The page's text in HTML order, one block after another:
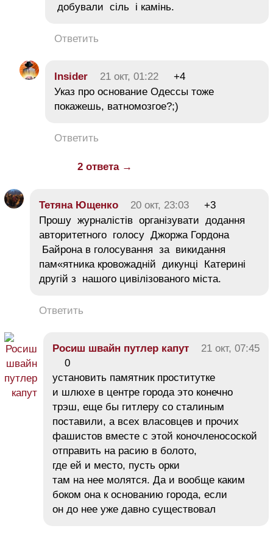
добували сіль і камінь.
Ответить
Insider 21 окт, 01:22
+4
Указ про основание Одессы тоже
покажешь, ватномозгое?;)
Ответить
2 ответа →
Тетяна Ющенко 20 окт, 23:03
+3
Прошу журналістів організувати додання
авторитетного голосу Джоржа Гордона
Байрона в голосування за викидання
пам«ятника кровожадній дикунці Катерині
другій з нашого цивілізованого міста.
Ответить
Росиш швайн путлер капут
21 окт, 07:45
0
установить памятник проститутке
и шлюхе в центре города это конечно
трэш, еще бы гитлеру со сталиным
поставили, а всех власовцев и прочих
фашистов вместе с этой коночленосоской
отправить на расию в болото,
где ей и место, пусть орки
там на нее молятся. Да и вообще каким
боком она к основанию города, если
он до нее уже давно существовал